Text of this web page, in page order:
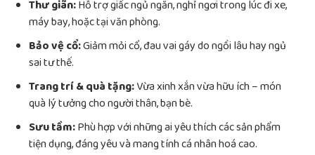
Thư giãn:Hỗ trợ giấc ngủ ngắn, nghỉ ngơi trong lúc đi xe,
máy bay, hoặc tại văn phòng.
Bảo vệ cổ:Giảm mỏi cổ, đau vai gáy do ngồi lâu hay ngủ
sai tư thế.
Trang trí & quà tặng:Vừa xinh xắn vừa hữu ích – món
quà lý tưởng cho người thân, bạn bè.
Sưu tầm:Phù hợp với những ai yêu thích các sản phẩm
tiện dụng, đáng yêu và mang tính cá nhân hoá cao.